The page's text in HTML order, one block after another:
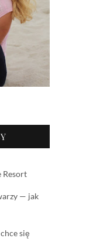
Resort
— jak
się